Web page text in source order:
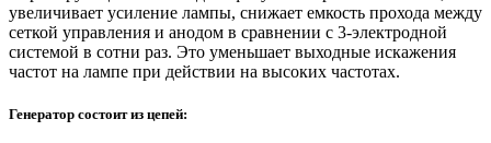
Элементом согласования может работать трансформатор. Его
наличие необходимо в разных согласующих схемах, потому
развязка.